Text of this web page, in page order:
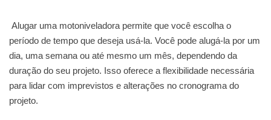
Alugar uma motoniveladora permite que você escolha o
período de tempo que deseja usá-la. Você pode alugá-la por um
dia, uma semana ou até mesmo um mês, dependendo da
duração do seu projeto. Isso oferece a flexibilidade necessária
para lidar com imprevistos e alterações no cronograma do
projeto.